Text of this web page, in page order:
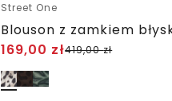
Street One
Blouson z zamkiem
169,00 zł419,00zł